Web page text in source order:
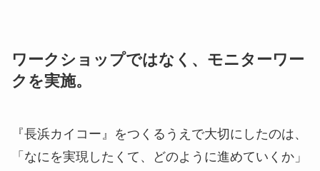
ワークショップではなく、モニターワー
クを実施。
『長浜カイコー』をつくるうえで大切にしたのは、
「なにを実現したくて、どのように進めていくか」